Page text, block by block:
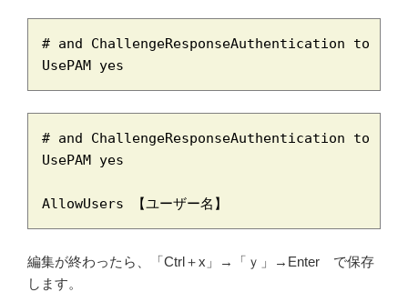
# and ChallengeResponseAuthentication to
UsePAM yes
# and ChallengeResponseAuthentication to
UsePAM yes
AllowUsers 【ユーザー名】
編集が終わったら、「Ctrl＋x」→「ｙ」→Enter で保存
します。